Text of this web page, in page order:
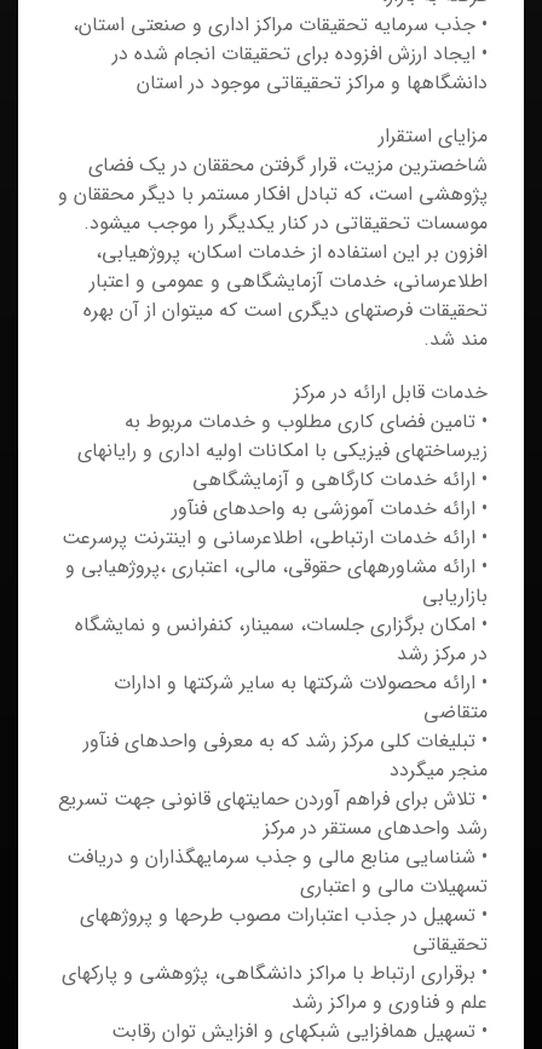
• جذب سرمايه تحقيقات مراکز اداري و صنعتي استان،
• ایجاد ارزش افزوده برای تحقیقات انجام شده در
دانشگاه‏‎ها و مراکز تحقیقاتی موجود در استان
مزایای استقرار
شاخص‏‎ترین مزیت، قرار گرفتن محققان در یک فضای
پژوهشی است، که تبادل افکار مستمر با دیگر محققان و
موسسات تحقیقاتی در کنار یکدیگر را موجب می‏‎شود.
افزون بر این استفاده از خدمات اسکان، پروژه‎‏یابی،
اطلاع‏‎رسانی، خدمات آزمایشگاهی و عمومی و اعتبار
تحقیقات فرصت‏‎های دیگری است که می‏‎توان از آن بهره
‏مند شد.
خدمات قابل ارائه در مرکز
• تامين فضای کاری مطلوب و خدمات مربوط به
زیرساخت‏های فیزیکی با امکانات اولیه اداری و رایانه‏ای
• ارائه خدمات کارگاهي و آزمايشگاهی
• ارائه خدمات آموزشي به واحدهای فن‏آور
• ارائه خدمات ارتباطی، اطلاع‏رسانی و اینترنت پرسرعت
• ارائه مشاوره‏های حقوقی، مالی، اعتباری ،پروژه‏یابی و
بازاریابی
• امکان برگزاری جلسات، سمینار، کنفرانس و نمایشگاه
در مرکز رشد
• ارائه محصولات شرکت‏ها به سایر شرکت‏ها و ادارات
متقاضي
• تبلیغات کلی مرکز رشد که به معرفی واحدهای فن‏آور
منجر می‏گردد
• تلاش برای فراهم آوردن حمایت‏های قانونی جهت تسریع
رشد واحدهای مستقر در مرکز
• شناسایی منابع مالی و جذب سرمایه‏گذاران و دریافت
تسهیلات مالی و اعتباری
• تسهیل در جذب اعتبارات مصوب طرح‏ها و پروژه‏های
تحقیقاتی
• برقراری ارتباط با مراکز دانشگاهی، پژوهشی و پارک‏های
علم و فناوری و مراکز رشد
• تسهیل هم‏افزایی شبکه‏ای و افزایش توان رقابت